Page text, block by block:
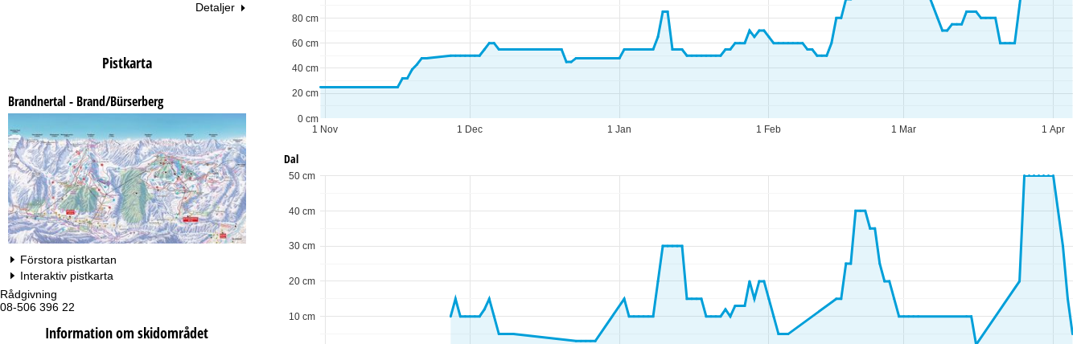
Rådgivning
08-506 396 22
09.00–17.00
Fr:
09.00–14.00
Stängt
Detaljer
Pistkarta
Brandnertal - Brand/Bürserberg
Förstora pistkartan
Interaktiv pistkarta
Information om skidområdet
1 Nov 1 Dec 1 Jan 1 Feb 1 Mar 1 Apr
0 cm
20 cm
40 cm
60 cm
80 cm
Dal
10 cm
20 cm
30 cm
40 cm
50 cm